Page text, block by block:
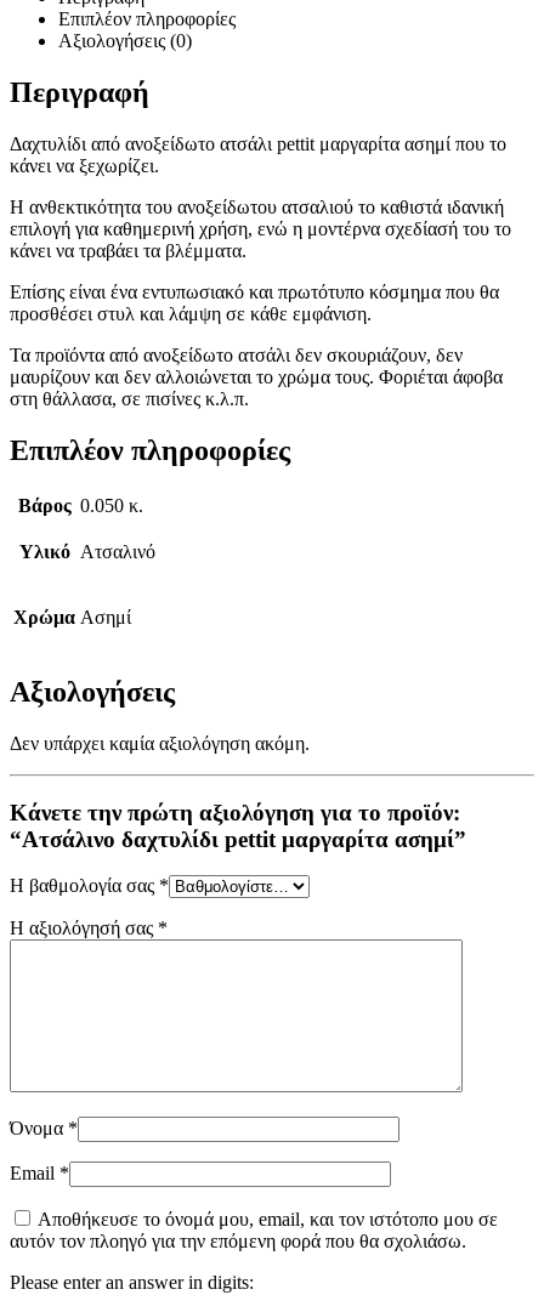
Επιπλέον πληροφορίες
Αξιολογήσεις (0)
Περιγραφή
Δαχτυλίδι από ανοξείδωτο ατσάλι pettit μαργαρίτα ασημί που το
κάνει να ξεχωρίζει.
Η ανθεκτικότητα του ανοξείδωτου ατσαλιού το καθιστά ιδανική
επιλογή για καθημερινή χρήση, ενώ η μοντέρνα σχεδίασή του το
κάνει να τραβάει τα βλέμματα.
Επίσης είναι ένα εντυπωσιακό και πρωτότυπο κόσμημα που θα
προσθέσει στυλ και λάμψη σε κάθε εμφάνιση.
Τα προϊόντα από ανοξείδωτο ατσάλι δεν σκουριάζουν, δεν
μαυρίζουν και δεν αλλοιώνεται το χρώμα τους. Φοριέται άφοβα
στη θάλλασα, σε πισίνες κ.λ.π.
Επιπλέον πληροφορίες
Βάρος 0.050 κ.
Υλικό Ατσαλινό
Χρώμα Ασημί
Αξιολογήσεις
Δεν υπάρχει καμία αξιολόγηση ακόμη.
Κάνετε την πρώτη αξιολόγηση για το προϊόν:
“Ατσάλινο δαχτυλίδι pettit μαργαρίτα ασημί”
Η βαθμολογία σας *
Η αξιολόγησή σας *
Όνομα *
Email *
Αποθήκευσε το όνομά μου, email, και τον ιστότοπο μου σε
αυτόν τον πλοηγό για την επόμενη φορά που θα σχολιάσω.
Please enter an answer in digits: